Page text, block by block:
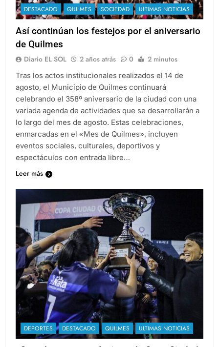
DESTACADO QUILMES SOCIEDAD ULTIMAS NOTICIAS
Así continúan los festejos por el aniversario
de Quilmes
Diario EL SOL 2 años atrás 0 2 minutos
Tras los actos institucionales realizados el 14 de
agosto, el Municipio de Quilmes continuará
celebrando el 358º aniversario de la ciudad con una
variada agenda de actividades que se desarrollarán a
lo largo del mes de agosto. Estas celebraciones,
enmarcadas en el «Mes de Quilmes», incluyen
eventos sociales, culturales, deportivos y
espectáculos con entrada libre…
Leer más
DEPORTES DESTACADO QUILMES ULTIMAS NOTICIAS